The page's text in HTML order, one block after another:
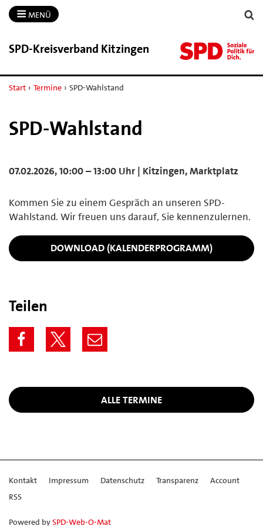
MENÜ
SPD-​Kreisverband Kitzingen
Start › Termine › SPD-Wahlstand
SPD-Wahlstand
07.02.2026, 10:00 – 13:00 Uhr | Kitzingen, Marktplatz
Kommen Sie zu einem Gespräch an unseren SPD-
Wahlstand. Wir freuen uns darauf, Sie kennenzulernen.
DOWNLOAD (KALENDERPROGRAMM)
Teilen
ALLE TERMINE
Kontakt Impressum Datenschutz Transparenz
Account
RSS
Powered bySPD-Web-O-Mat